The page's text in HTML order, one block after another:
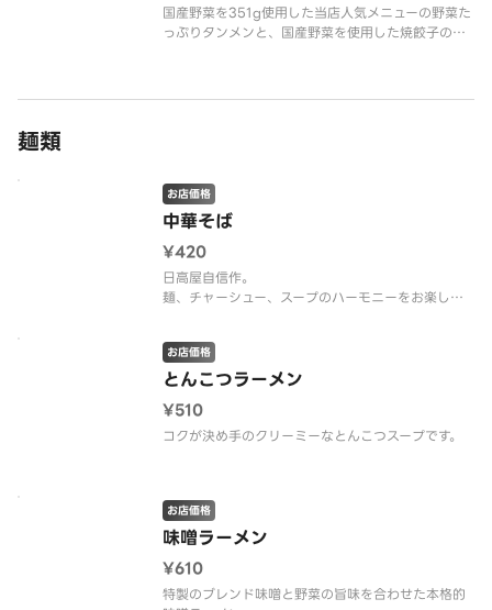
国産野菜を351g使用した当店人気メニューの野菜た
っぷりタンメンと、国産野菜を使用した焼餃子のセ
麺類
中華そば
お店価格
¥420
日高屋自信作。
麺、チャーシュー、スープのハーモニーをお楽しみ
とんこつラーメン
お店価格
¥510
コクが決め手のクリーミーなとんこつスープです。
味噌ラーメン
お店価格
¥610
特製のブレンド味噌と野菜の旨味を合わせた本格的